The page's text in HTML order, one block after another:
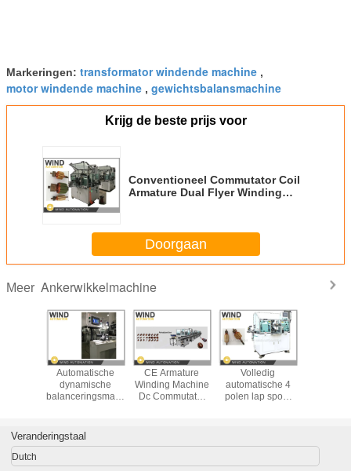
Markeringen: transformator windende machine ,
motor windende machine , gewichtsbalansmachine
Krijg de beste prijs voor
Conventioneel Commutator Coil
Armature Dual Flyer Winding
Doorgaan
Meer Ankerwikkelmachine
Automatische
dynamische
balanceringsmachine
CE Armature
Winding Machine
Dc Commutator
Volledig
automatische 4
polen lap spoel
Veranderingstaal
Dutch